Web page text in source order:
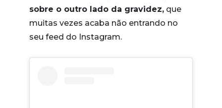
sobre o outro lado da gravidez, que
muitas vezes acaba não entrando no
seu feed do Instagram.